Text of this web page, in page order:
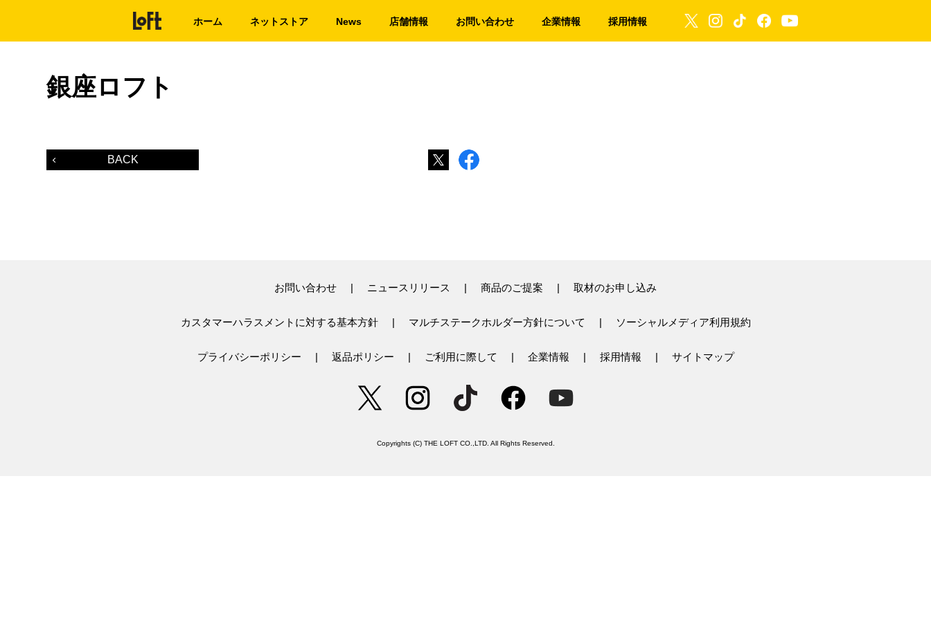
ホーム ネットストア News 店舗情報 お問い合わせ 企業情報 採用情報
銀座ロフト
BACK
お問い合わせ ニュースリリース 商品のご提案 取材のお申し込み
カスタマーハラスメントに対する基本方針 マルチステークホルダー方針について ソーシャルメディア利用規約
プライバシーポリシー 返品ポリシー ご利用に際して 企業情報 採用情報 サイトマップ
Copyrights (C) THE LOFT CO.,LTD. All Rights Reserved.